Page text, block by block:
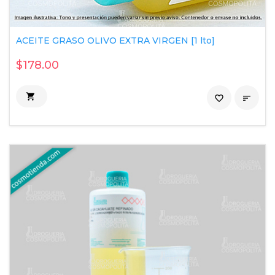
ACEITE GRASO OLIVO EXTRA VIRGEN [1 lto]
$178.00
 
favorite_border